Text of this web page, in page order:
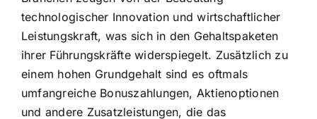
technologischer Innovation und wirtschaftlicher
Leistungskraft, was sich in den Gehaltspaketen
ihrer Führungskräfte widerspiegelt. Zusätzlich zu
einem hohen Grundgehalt sind es oftmals
umfangreiche Bonuszahlungen, Aktienoptionen
und andere Zusatzleistungen, die das